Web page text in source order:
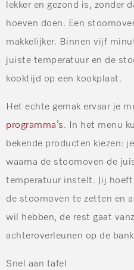
lekker en gezond is, zonder
hoeven doen. Een
makkelijker. Binnen vijf
juiste temperatuur en de
kooktijd op een kookplaat.
Het echte gemak ervaar je
programma’s. In het menu
bekende producten kiezen:
waarna de stoomoven de
temperatuur instelt. Jij
de stoomoven te zetten en
wil hebben, de rest gaat
achteroverleunen op de
Snel aan tafel